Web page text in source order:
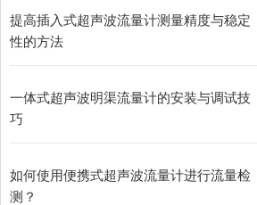
提高插入式超声波流量计测量精度与稳定
性的方法
一体式超声波明渠流量计的安装与调试技
巧
如何使用便携式超声波流量计进行流量检
测？